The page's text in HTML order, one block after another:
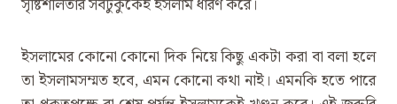
সৃষ্টিশীলতার সবটুকুকেই ইসলাম ধারণ করে।
ইসলামের কোনো কোনো দিক নিয়ে কিছু একটা করা বা বলা হলে
তা ইসলামসম্মত হবে, এমন কোনো কথা নাই। এমনকি হতে পারে